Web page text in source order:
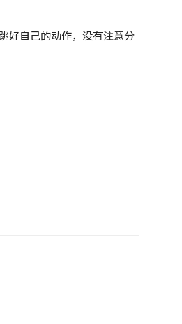
好自己的动作，没有注意分